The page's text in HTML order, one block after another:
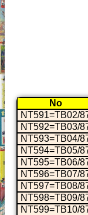
No
NT591=TB02/
NT592=TB03/
NT593=TB04/
NT594=TB05/
NT595=TB06/
NT596=TB07/
NT597=TB08/
NT598=TB09/
NT599=TB10/